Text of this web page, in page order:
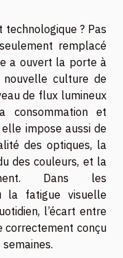
? Pas
remplacé
a ouvert la porte à
culture de
de flux lumineux
consommation et
impose aussi de
des optiques, la
des couleurs, et la
Dans les
la fatigue visuelle
l’écart entre
correctement conçu